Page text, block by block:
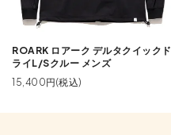
ROARK ロアーク デルタクイックド
ライL/Sクルー メンズ
15,400円(税込)